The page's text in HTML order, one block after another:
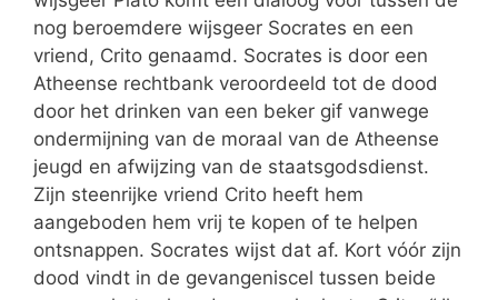
nog beroemdere wijsgeer Socrates en een
vriend, Crito genaamd. Socrates is door een
Atheense rechtbank veroordeeld tot de dood
door het drinken van een beker gif vanwege
ondermijning van de moraal van de Atheense
jeugd en afwijzing van de staatsgodsdienst.
Zijn steenrijke vriend Crito heeft hem
aangeboden hem vrij te kopen of te helpen
ontsnappen. Socrates wijst dat af. Kort vóór zijn
dood vindt in de gevangeniscel tussen beide